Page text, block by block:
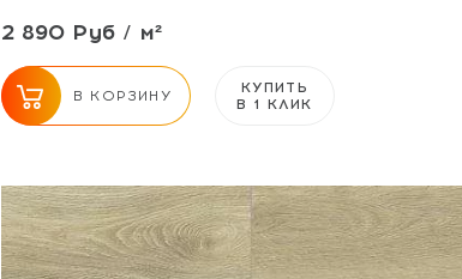
2 890 Руб / м²
В КОРЗИНУ
КУПИТЬ
В 1 КЛИК